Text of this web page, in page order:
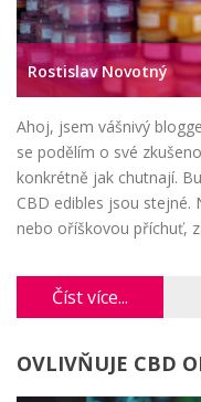
Rostislav Novotný
Ahoj, jsem vášnivý
se podělím o své
konkrétně jak chutnají.
CBD edibles jsou
nebo oříškovou příchuť,
ovlivnit vaši zkušenost s
Číst více...
OVLIVŇUJE CBD